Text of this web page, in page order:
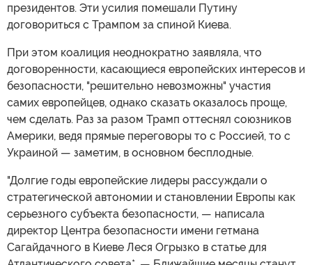
президентов. Эти усилия помешали Путину
договориться с Трампом за спиной Киева.
При этом коалиция неоднократно заявляла, что
договоренности, касающиеся европейских интересов и
безопасности, "решительно невозможны" участия
самих европейцев, однако сказать оказалось проще,
чем сделать. Раз за разом Трамп оттеснял союзников
Америки, ведя прямые переговоры то с Россией, то с
Украиной — заметим, в основном бесплодные.
"Долгие годы европейские лидеры рассуждали о
стратегической автономии и становлении Европы как
серьезного субъекта безопасности, — написала
директор Центра безопасности имени гетмана
Сагайдачного в Киеве Леся Огрызко в статье для